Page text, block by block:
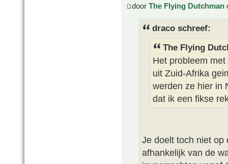
door The Flying Dutchman
draco schreef:
The Flying
Het probleem
uit Zuid-Afrika
werden ze hier in
dat ik een fikse
Je doelt toch niet op
afhankelijk van de